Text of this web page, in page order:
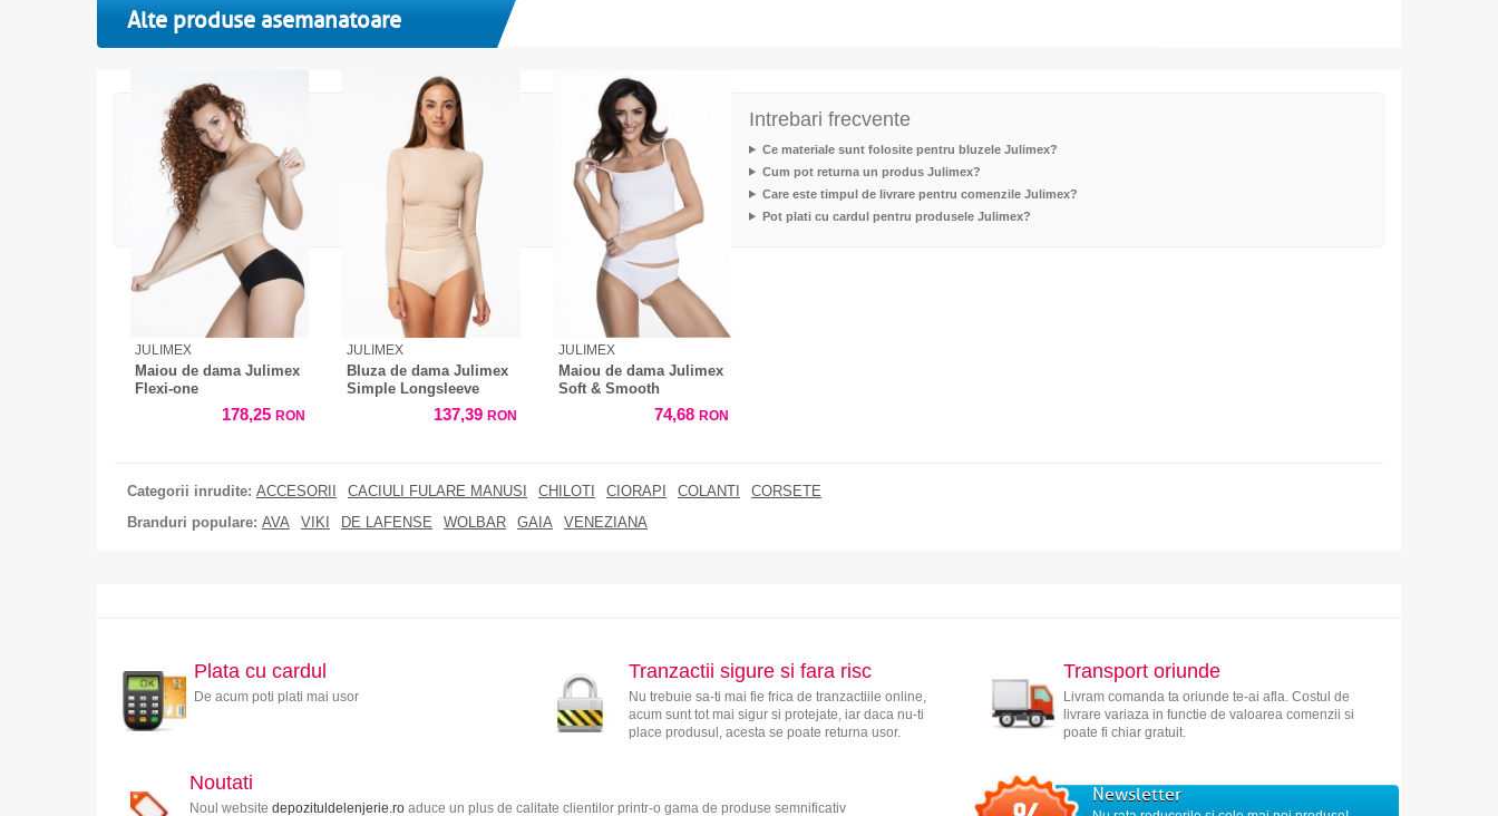
Alte produse asemanatoare
JULIMEX
Maiou de dama Julimex
Flexi-one
178,25 RON
JULIMEX
Bluza de dama Julimex
Simple Longsleeve
137,39 RON
JULIMEX
Maiou de dama Julimex
Soft & Smooth
74,68 RON
Categorii inrudite: ACCESORII CACIULI FULARE MANUSI CHILOTI CIORAPI COLANTI
CORSETE
Branduri populare: AVA VIKI DE LAFENSE WOLBAR GAIA VENEZIANA
Intrebari frecvente
Ce materiale sunt folosite pentru bluzele Julimex?
Cum pot returna un produs Julimex?
Care este timpul de livrare pentru comenzile Julimex?
Pot plati cu cardul pentru produsele Julimex?
Plata cu cardul
De acum poti plati mai usor
Tranzactii sigure si fara risc
Nu trebuie sa-ti mai fie frica de tranzactiile online,
acum sunt tot mai sigur si protejate, iar daca nu-ti
place produsul, acesta se poate returna usor.
Transport oriunde
Livram comanda ta oriunde te-ai afla. Costul de
livrare variaza in functie de valoarea comenzii si
poate fi chiar gratuit.
Noutati
Noul website depozituldelenjerie.roaduce un plus de calitate clientilor printr-o gama de produse semnificativ
Newsletter